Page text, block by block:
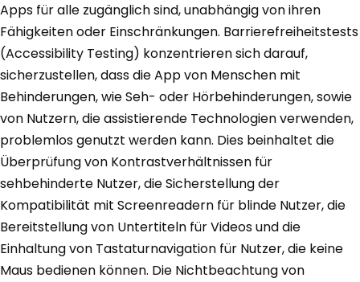
Apps für alle zugänglich sind, unabhängig von ihren
Fähigkeiten oder Einschränkungen. Barrierefreiheitstests
(Accessibility Testing) konzentrieren sich darauf,
sicherzustellen, dass die App von Menschen mit
Behinderungen, wie Seh- oder Hörbehinderungen, sowie
von Nutzern, die assistierende Technologien verwenden,
problemlos genutzt werden kann. Dies beinhaltet die
Überprüfung von Kontrastverhältnissen für
sehbehinderte Nutzer, die Sicherstellung der
Kompatibilität mit Screenreadern für blinde Nutzer, die
Bereitstellung von Untertiteln für Videos und die
Einhaltung von Tastaturnavigation für Nutzer, die keine
Maus bedienen können. Die Nichtbeachtung von